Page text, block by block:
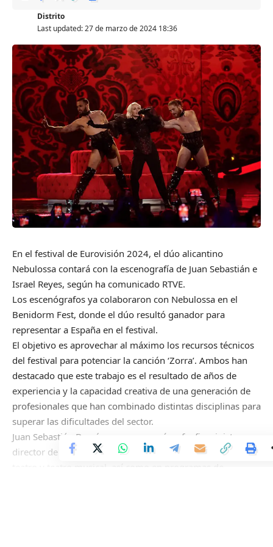
Fuente (para controlar el refrito):
27/lluvia-fuertes-vientos-madrid-provocan-100-salidas-
bomberos_185170.html
Facebook
Last updated: 27 de marzo de 2024 18:36
Distrito
En el festival de Eurovisión 2024, el dúo alicantino
Nebulossa contará con la escenografía de Juan Sebastián e
Israel Reyes, según ha comunicado RTVE.
Los escenógrafos ya colaboraron con Nebulossa en el
Benidorm Fest, donde el dúo resultó ganador para
representar a España en el festival.
El objetivo es aprovechar al máximo los recursos técnicos
del festival para potenciar la canción ‘Zorra’. Ambos han
destacado que este trabajo es el resultado de años de
experiencia y la capacidad creativa de una generación de
profesionales que han combinado distintas disciplinas para
superar las dificultades del sector.
Juan Sebastián Domínguez es escenógrafo, figurinista y
director de arte, con experiencia en ópera, zarzuela, danza,
teatro y teatro musical, así como en programas de